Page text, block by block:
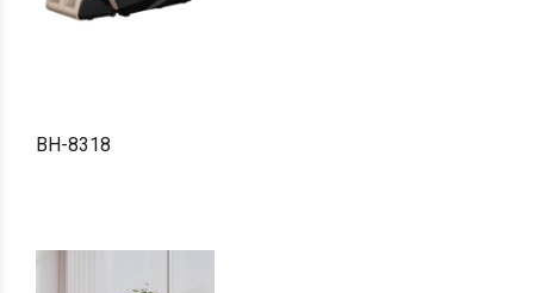
BH-8318